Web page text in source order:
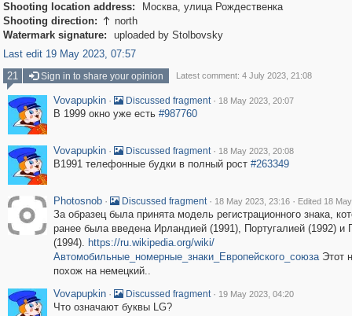
Shooting location address:
Москва, улица Рождественка
Shooting direction:  north
Watermark signature:
uploaded by Stolbovsky
Last edit 19 May 2023, 07:57
21
Sign in to share your opinion Latest comment: 4 July 2023, 21:08
Vovapupkin · Discussed fragment · 18 May 2023, 20:07
В 1999 окно уже есть #987760
Vovapupkin · Discussed fragment · 18 May 2023, 20:08
В1991 телефонные будки в полный рост #263349
Photosnob · Discussed fragment · 18 May 2023, 23:16 · Edited 18
За образец была принята модель регистрационного знака,
ранее была введена Ирландией (1991), Португалией (1992) и
(1994). https://ru.wikipedia.org/wiki/
Автомобильные_номерные_знаки_Европейского_союзаЭтот
похож на немецкий..
Vovapupkin · Discussed fragment · 19 May 2023, 04:20
Что означают буквы LG?